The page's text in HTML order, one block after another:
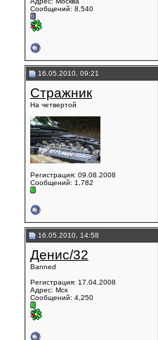
Сообщений: 8,540
16.05.2010, 09:21
Стражник
На четвертой
Регистрация: 09.08.2008
Сообщений: 1,782
16.05.2010, 14:58
Денис/32
Banned
Регистрация: 17.04.2008
Адрес: Мск
Сообщений: 4,250